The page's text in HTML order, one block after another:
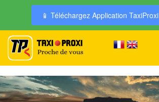
📱 Téléchargez Application TaxiProxi